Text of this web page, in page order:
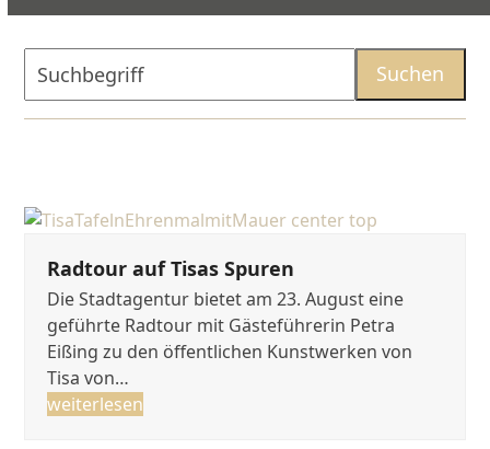
Suchbegriff Suchen
Radtour auf Tisas Spuren
Die Stadtagentur bietet am 23. August eine
geführte Radtour mit Gästeführerin Petra
Eißing zu den öffentlichen Kunstwerken von
Tisa von…
weiterlesen